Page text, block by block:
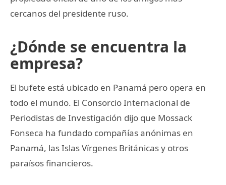
cercanos del presidente ruso.
¿Dónde se encuentra la
empresa?
El bufete está ubicado en Panamá pero opera en
todo el mundo. El Consorcio Internacional de
Periodistas de Investigación dijo que Mossack
Fonseca ha fundado compañías anónimas en
Panamá, las Islas Vírgenes Británicas y otros
paraísos financieros.